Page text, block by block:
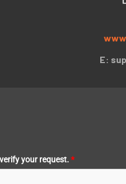
E:
your request. *